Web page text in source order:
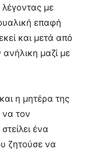
με
επαφή
και μετά από
μαζί με
η μητέρα της
να τον
ένα
ζητούσε να